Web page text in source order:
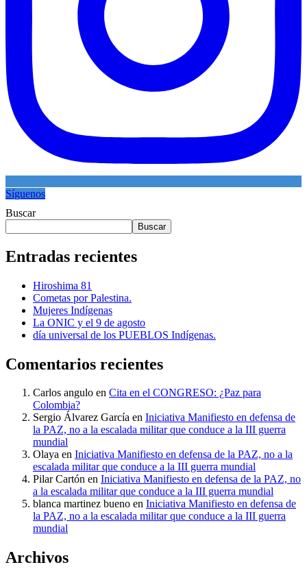
Síguenos
Buscar
Buscar
Entradas recientes
Hiroshima 81
Cometas por Palestina.
Mujeres Indígenas
La ONIC y el 9 de agosto
día universal de los PUEBLOS Indígenas.
Comentarios recientes
Carlos angulo en Cita en el CONGRESO: ¿Paz para
Colombia?
Sergio Álvarez García en Iniciativa Manifiesto en defensa de
la PAZ, no a la escalada militar que conduce a la III guerra
mundial
Olaya en Iniciativa Manifiesto en defensa de la PAZ, no a la
escalada militar que conduce a la III guerra mundial
Pilar Cartón en Iniciativa Manifiesto en defensa de la PAZ, no
a la escalada militar que conduce a la III guerra mundial
blanca martinez bueno en Iniciativa Manifiesto en defensa de
la PAZ, no a la escalada militar que conduce a la III guerra
mundial
Archivos